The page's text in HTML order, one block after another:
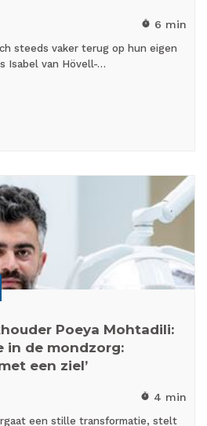
timer 6 min
steeds vaker terug op hun eigen
Isabel van Hövell-…
Poeya Mohtadili:
in de mondzorg:
een ziel’
timer 4 min
een stille transformatie, stelt